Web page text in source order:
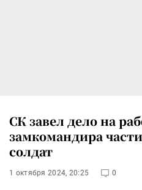
СК завел дело на
замкомандира
солдат
1 октября 2024, 20:25 0